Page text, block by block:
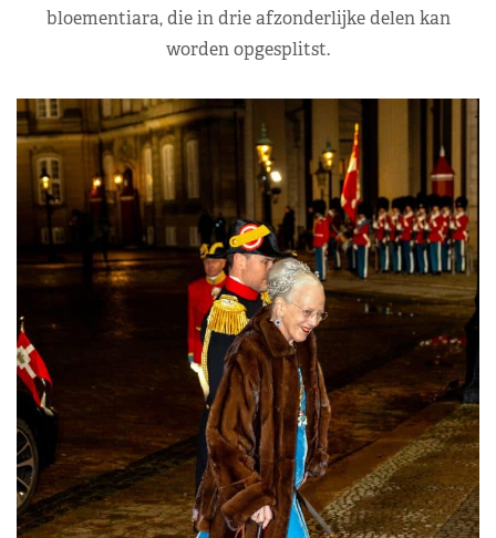
bloementiara, die in drie afzonderlijke delen kan
worden opgesplitst.